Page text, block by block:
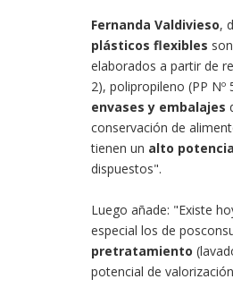
Fernanda Valdivieso,
plásticos flexibles
elaborados a partir de
2), polipropileno (PP
envases y embalajes
conservación de
tienen un alto
dispuestos".
Luego añade: "Existe
especial los de
pretratamiento
potencial de